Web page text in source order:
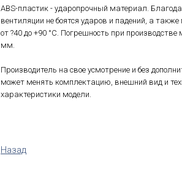
ABS-пластик - ударопрочный материал.
вентиляции не боятся ударов и падений, а
от ?40 до +90 °C. Погрешность при
мм.
Производитель на свое усмотрение и без
может менять комплектацию, внешний вид и
характеристики модели.
Назад